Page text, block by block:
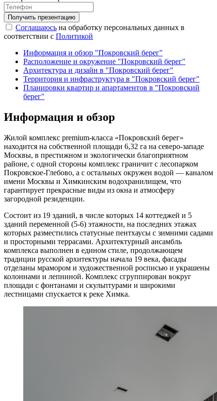
Соглашаюсь на обработку персональных данных в
соответствии с Политикой
Информация и обзор "Покровский берег"
Расположение и окружение "Покровский берег"
Архитектура и дизайн в "Покровский берег"
Территория и инфраструктура в "Покровский берег"
Планировки квартир и апартаментов в "Покровский
берег"
Информация и обзор
Жилой комплекс premium-класса «Покровский берег»
находится на собственной площади 6,32 га на северо-западе
Москвы, в престижном и экологически благоприятном
районе, с одной стороны комплекс граничит с лесопарком
Покровское-Глебово, а с остальных окружен водой — каналом
имени Москвы и Химкинским водохранилищем, что
гарантирует прекрасные виды из окна и атмосферу
загородной резиденции.
Состоит из 19 зданий, в числе которых 14 коттеджей и 5
зданий переменной (5-6) этажности, на последних этажах
которых разместились статусные пентхаусы с зимними садами
и просторными террасами. Архитектурный ансамбль
комплекса выполнен в едином стиле, продолжающем
традиции русской архитектуры начала 19 века, фасады
отделаны мрамором и художественной росписью и украшены
колоннами и лепниной. Комплекс сгруппирован вокруг
площади с фонтанами и скульптурами и широкими
лестницами спускается к реке Химка.